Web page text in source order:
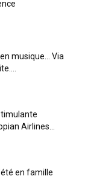
musique… Via
Airlines...
en famille